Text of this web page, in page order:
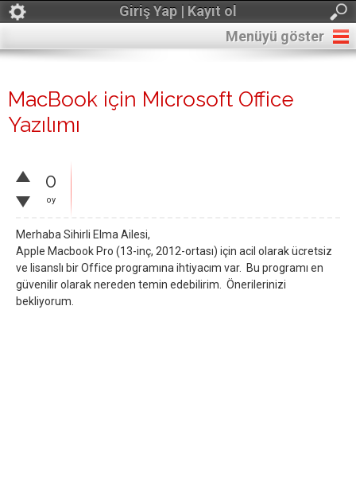
Giriş Yap | Kayıt ol
Menüyü göster
MacBook için Microsoft Office
Yazılımı
0
oy
Merhaba Sihirli Elma Ailesi,
Apple Macbook Pro (13-inç, 2012-ortası) için acil olarak ücretsiz
ve lisanslı bir Office programına ihtiyacım var. Bu programı en
güvenilir olarak nereden temin edebilirim. Önerilerinizi
bekliyorum.